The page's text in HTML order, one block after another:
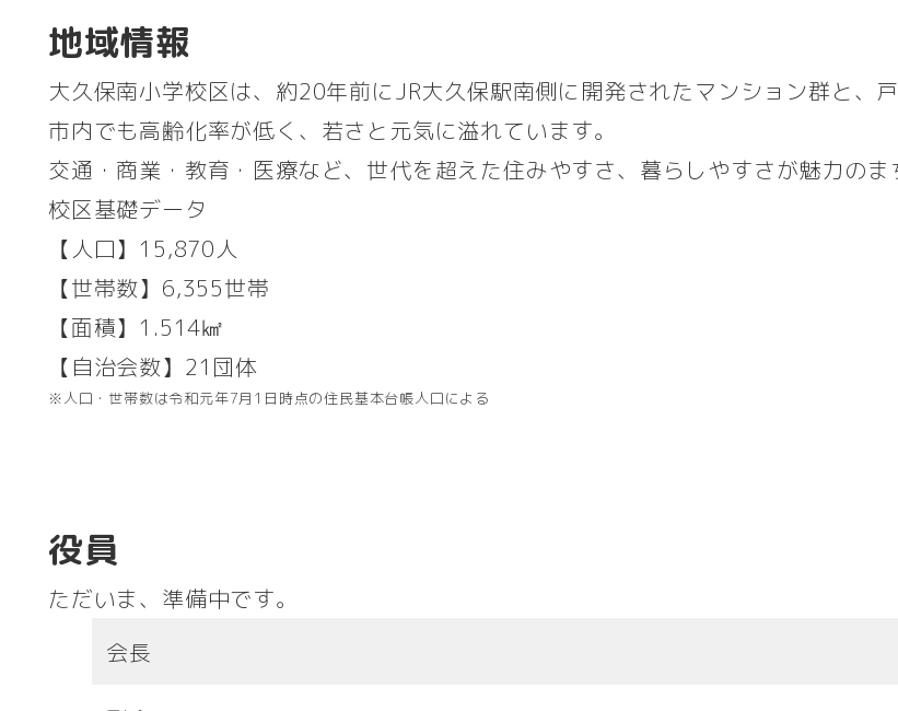
地域情報
大久保南小学校区は、約20年前にJR大久保駅南側に開発されたマンション群と、
市内でも高齢化率が低く、若さと元気に溢れています。
交通・商業・教育・医療など、世代を超えた住みやすさ、暮らしやすさが魅力のま
校区基礎データ
【人口】15,870人
【世帯数】6,355世帯
【面積】1.514㎢
【自治会数】21団体
※人口・世帯数は令和元年7月1日時点の住民基本台帳人口による
役員
ただいま、準備中です。
会長